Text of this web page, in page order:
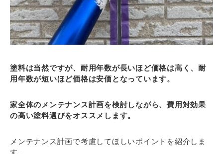
塗料は当然ですが、耐用年数が長いほど価格は高く、耐
用年数が短いほど価格は安価となっています。
家全体のメンテナンス計画を検討しながら、費用対効果
の高い塗料選びをオススメします。
メンテナンス計画で考慮してほしいポイントを紹介しま